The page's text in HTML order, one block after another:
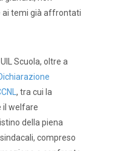
ai temi già affrontati
Scuola, oltre a
, tra cui la
il welfare
della piena
compreso